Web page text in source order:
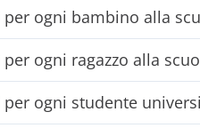
per ogni bambino alla
per ogni ragazzo alla
per ogni studente